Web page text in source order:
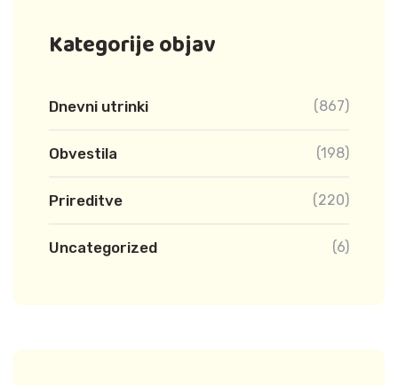
Kategorije objav
Dnevni utrinki (867)
Obvestila (198)
Prireditve (220)
Uncategorized (6)